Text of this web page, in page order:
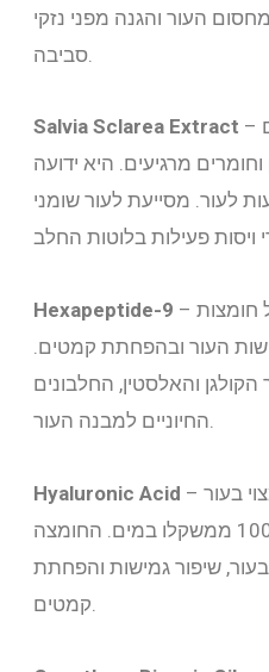
העור והגנה מפני נזקי
Salvia Sclarea Extract – מכילה חומרים
מרגיעים. היא ידועה
לעור. מסייעת לעור שומני
Hexapeptide-9 – פפטיד (שרשרת קצרה של חומצות
העור ובהפחתת קמטים.
הקולגן והאלסטין, החלבונים
החיוניים למבנה העור.
Hyaluronic Acid – חומר לחות טבעי המצוי בעור
המסוגל להחזיק עד פי 1000 ממשקלו במים. החומצה
שיפור גמישות והפחתת